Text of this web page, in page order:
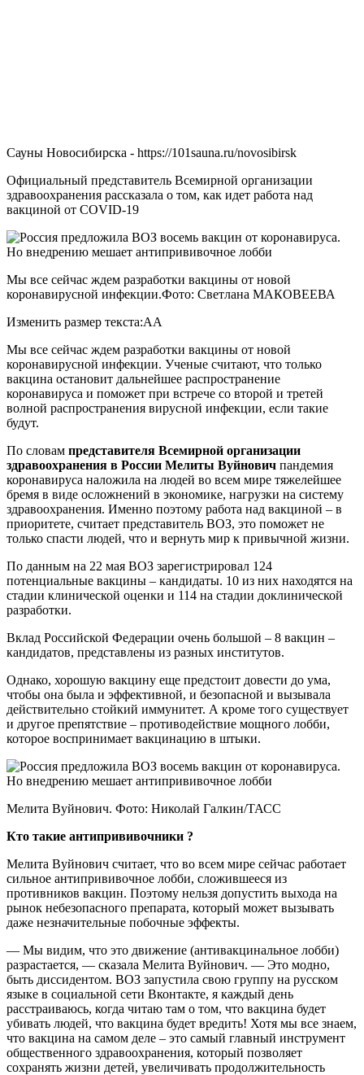
Сауны Новосибирска - https://101sauna.ru/novosibirsk
Официальный представитель Всемирной организации
здравоохранения рассказала о том, как идет работа над
вакциной от COVID-19
Мы все сейчас ждем разработки вакцины от новой
коронавирусной инфекции.Фото: Светлана МАКОВЕЕВА
Изменить размер текста:AA
Мы все сейчас ждем разработки вакцины от новой
коронавирусной инфекции. Ученые считают, что только
вакцина остановит дальнейшее распространение
коронавируса и поможет при встрече со второй и третей
волной распространения вирусной инфекции, если такие
будут.
По словам представителя Всемирной организации
здравоохранения в России Мелиты Вуйнович пандемия
коронавируса наложила на людей во всем мире тяжелейшее
бремя в виде осложнений в экономике, нагрузки на систему
здравоохранения. Именно поэтому работа над вакциной – в
приоритете, считает представитель ВОЗ, это поможет не
только спасти людей, что и вернуть мир к привычной жизни.
По данным на 22 мая ВОЗ зарегистрировал 124
потенциальные вакцины – кандидаты. 10 из них находятся на
стадии клинической оценки и 114 на стадии доклинической
разработки.
Вклад Российской Федерации очень большой – 8 вакцин –
кандидатов, представлены из разных институтов.
Однако, хорошую вакцину еще предстоит довести до ума,
чтобы она была и эффективной, и безопасной и вызывала
действительно стойкий иммунитет. А кроме того существует
и другое препятствие – противодействие мощного лобби,
которое воспринимает вакцинацию в штыки.
Мелита Вуйнович. Фото: Николай Галкин/ТАСС
Кто такие антипрививочники ?
Мелита Вуйнович считает, что во всем мире сейчас работает
сильное антипрививочное лобби, сложившееся из
противников вакцин. Поэтому нельзя допустить выхода на
рынок небезопасного препарата, который может вызывать
даже незначительные побочные эффекты.
— Мы видим, что это движение (антивакцинальное лобби)
разрастается, — сказала Мелита Вуйнович. — Это модно,
быть диссидентом. ВОЗ запустила свою группу на русском
языке в социальной сети Вконтакте, я каждый день
расстраиваюсь, когда читаю там о том, что вакцина будет
убивать людей, что вакцина будет вредить! Хотя мы все знаем,
что вакцина на самом деле – это самый главный инструмент
общественного здравоохранения, который позволяет
сохранять жизни детей, увеличивать продолжительность